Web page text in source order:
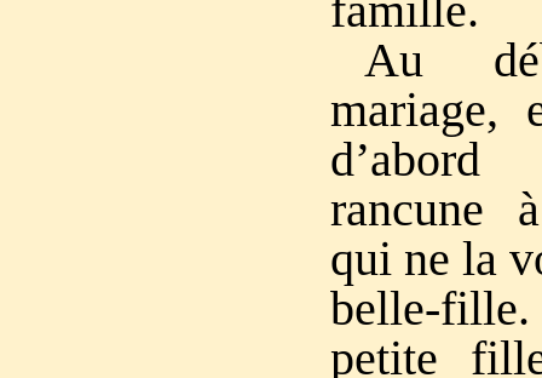
Au
mariage,
rancune
qui ne la
belle-fille.
petite